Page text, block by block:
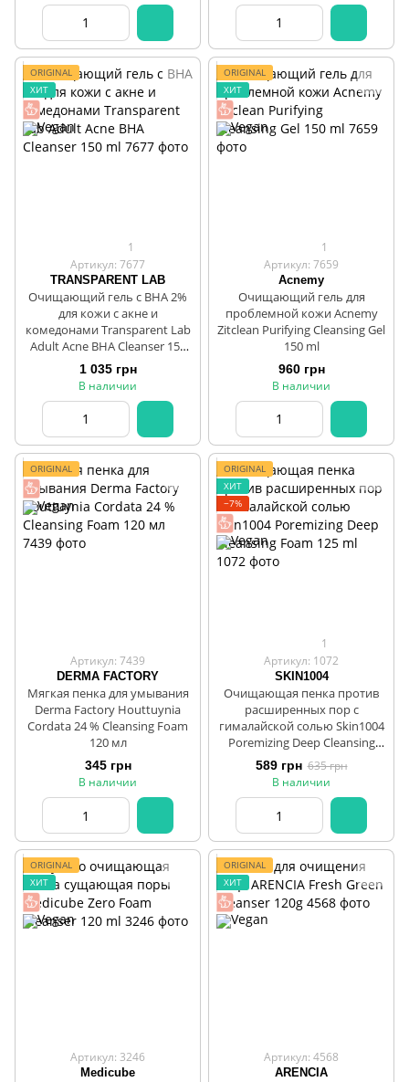
ORIGINAL
ХИТ
1
Артикул: 7677
TRANSPARENT LAB
Очищающий гель с BHA 2%
для кожи с акне и
комедонами Transparent Lab
Adult Acne BHA Cleanser 150
ml
1 035 грн
В наличии
ORIGINAL
ХИТ
1
Артикул: 7659
Acnemy
Очищающий гель для
проблемной кожи Acnemy
Zitclean Purifying Cleansing Gel
150 ml
960 грн
В наличии
ORIGINAL
Артикул: 7439
DERMA FACTORY
Мягкая пенка для умывания
Derma Factory Houttuynia
Cordata 24 % Cleansing Foam
120 мл
345 грн
В наличии
ORIGINAL
ХИТ
−7%
1
Артикул: 1072
SKIN1004
Очищающая пенка против
расширенных пор с
гималайской солью Skin1004
Poremizing Deep Cleansing
Foam 125 ml
589 грн 635 грн
В наличии
ORIGINAL
ХИТ
Артикул: 3246
Medicube
ORIGINAL
ХИТ
Артикул: 4568
ARENCIA